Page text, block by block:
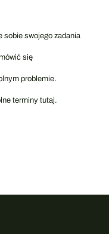
sobie swojego zadania
się
problemie.
terminy tutaj.